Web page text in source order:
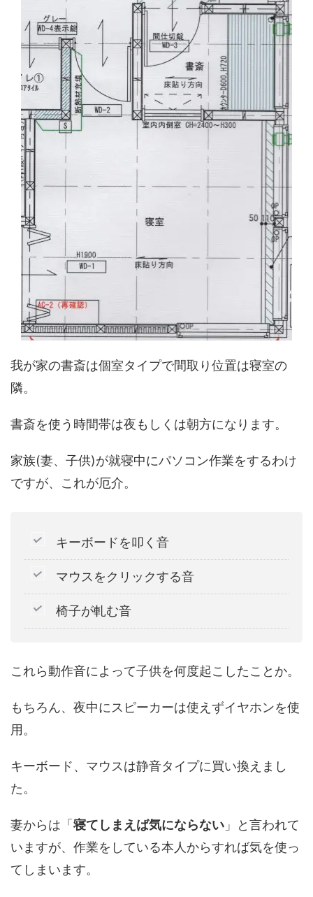
我が家の書斎は個室タイプで間取り位置は寝室の
隣。
書斎を使う時間帯は夜もしくは朝方になります。
家族(妻、子供)が就寝中にパソコン作業をするわけ
ですが、これが厄介。
キーボードを叩く音
マウスをクリックする音
椅子が軋む音
これら動作音によって子供を何度起こしたことか。
もちろん、夜中にスピーカーは使えずイヤホンを使
用。
キーボード、マウスは静音タイプに買い換えまし
た。
妻からは「寝てしまえば気にならない 」と言われて
いますが、作業をしている本人からすれば気を使っ
てしまいます。